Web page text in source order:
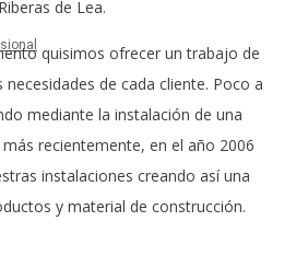
Riberas de Lea.
quisimos ofrecer un trabajo de
de cada cliente. Poco a
mediante la instalación de una
recientemente, en el año 2006
instalaciones creando así una
y material de construcción.